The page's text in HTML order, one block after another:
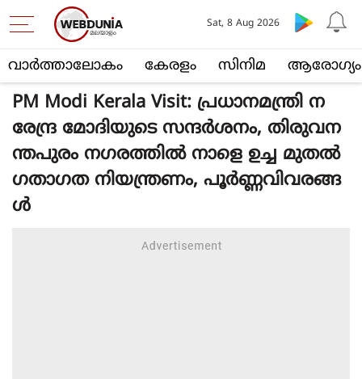
വാര്‍ത്താലോകം കേരളം സിനിമ ആരോഗ്യം
Sat, 8 Aug 2026
PM Modi Kerala Visit: പ്രധാനമന്ത്രി ന
രേന്ദ്ര മോദിയുടെ സന്ദർശനം, തിരുവന
ന്തപുരം നഗരത്തിൽ നാളെ ഉച്ച മുതൽ
ഗതാഗത നിയന്ത്രണം, പൂർണ്ണവിവരങ്ങ
ൾ